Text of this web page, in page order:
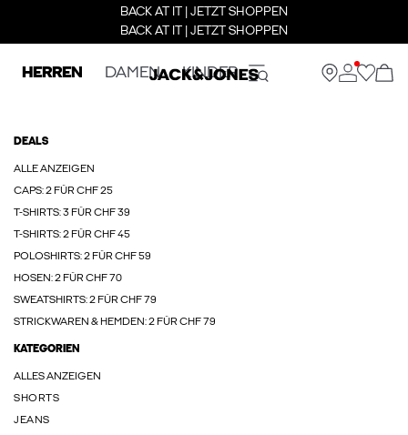
BACK AT IT | JETZT SHOPPEN
BACK AT IT | JETZT SHOPPEN
HERREN DAMEN KINDER
DEALS
ALLE ANZEIGEN
CAPS: 2 FÜR CHF 25
T-SHIRTS: 3 FÜR CHF 39
T-SHIRTS: 2 FÜR CHF 45
POLOSHIRTS: 2 FÜR CHF 59
HOSEN: 2 FÜR CHF 70
SWEATSHIRTS: 2 FÜR CHF 79
STRICKWAREN & HEMDEN: 2 FÜR CHF 79
KATEGORIEN
ALLES ANZEIGEN
SHORTS
JEANS